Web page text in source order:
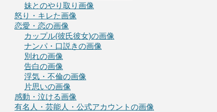
妹とのやり取り画像
怒り・キレた画像
恋愛・恋の画像
カップル(彼氏彼女)の画像
ナンパ・口説きの画像
別れの画像
告白の画像
浮気・不倫の画像
片思いの画像
感動・泣ける画像
有名人・芸能人・公式アカウントの画像